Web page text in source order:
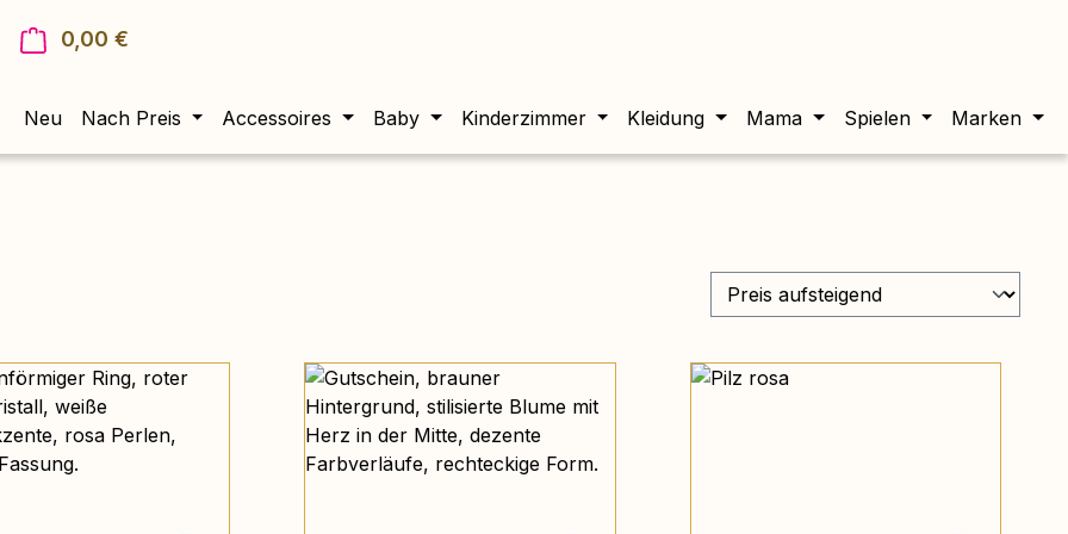
0,00 €
Neu Nach Preis Accessoires Baby Kinderzimmer Kleidung Mama Spielen Marken